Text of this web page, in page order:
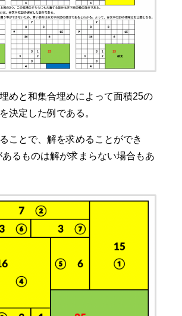
めと和集合埋めによって面積25の
決定した例である。
ことで、解を求めることができ
あるものは解が求まらない場合もあ